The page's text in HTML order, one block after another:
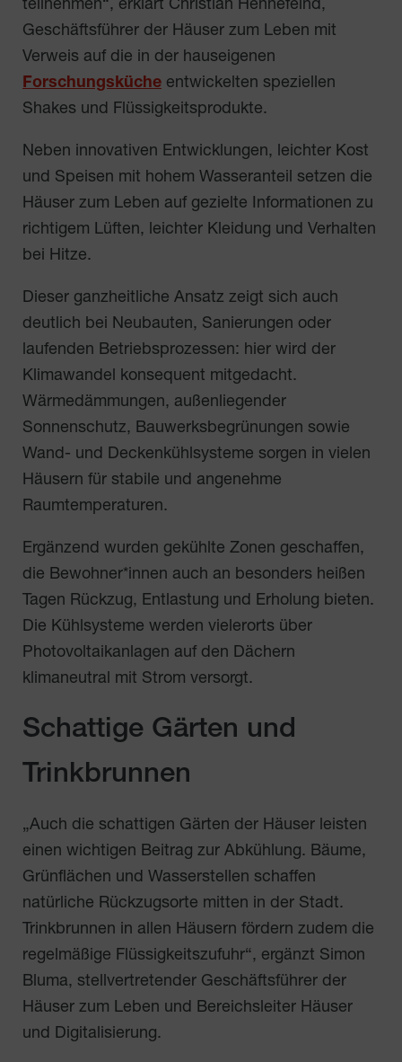
teilnehmen“, erklärt Christian Hennefeind,
Geschäftsführer der Häuser zum Leben mit
Verweis auf die in der hauseigenen
Forschungsküche entwickelten speziellen
Shakes und Flüssigkeitsprodukte.
Neben innovativen Entwicklungen, leichter Kost
und Speisen mit hohem Wasseranteil setzen die
Häuser zum Leben auf gezielte Informationen zu
richtigem Lüften, leichter Kleidung und Verhalten
bei Hitze.
Dieser ganzheitliche Ansatz zeigt sich auch
deutlich bei Neubauten, Sanierungen oder
laufenden Betriebsprozessen: hier wird der
Klimawandel konsequent mitgedacht.
Wärmedämmungen, außenliegender
Sonnenschutz, Bauwerksbegrünungen sowie
Wand- und Deckenkühlsysteme sorgen in vielen
Häusern für stabile und angenehme
Raumtemperaturen.
Ergänzend wurden gekühlte Zonen geschaffen,
die Bewohner*innen auch an besonders heißen
Tagen Rückzug, Entlastung und Erholung bieten.
Die Kühlsysteme werden vielerorts über
Photovoltaikanlagen auf den Dächern
klimaneutral mit Strom versorgt.
Schattige Gärten und
Trinkbrunnen
„Auch die schattigen Gärten der Häuser leisten
einen wichtigen Beitrag zur Abkühlung. Bäume,
Grünflächen und Wasserstellen schaffen
natürliche Rückzugsorte mitten in der Stadt.
Trinkbrunnen in allen Häusern fördern zudem die
regelmäßige Flüssigkeitszufuhr“, ergänzt Simon
Bluma, stellvertretender Geschäftsführer der
Häuser zum Leben und Bereichsleiter Häuser
und Digitalisierung.